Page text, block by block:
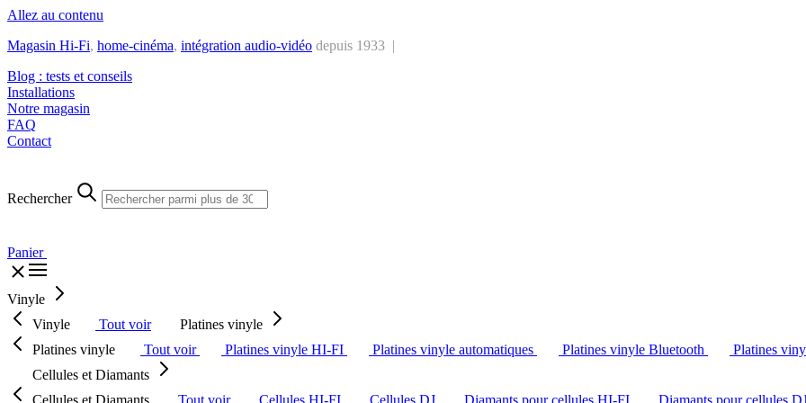
Allez au contenu
Magasin Hi-Fi, home-cinéma, intégration audio-vidéo depuis 1933 |
Blog : tests et conseils
Installations
Notre magasin
FAQ
Contact
Rechercher
Panier
Vinyle
Vinyle
Tout voir
Platines vinyle
Platines vinyle
Tout voir Platines vinyle HI-FI Platines vinyle automatiques Platines vinyle Bluetooth
Platines
Cellules et Diamants
Cellules et Diamants
Tout voir Cellules HI-FI Cellules DJ Diamants pour cellules HI-FI
Diamants pour cellules